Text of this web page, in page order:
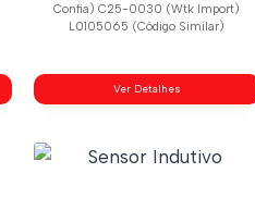
Confia) C25-0030 (Wtk Import)
L0105065 (Código Similar)
Ver Detalhes